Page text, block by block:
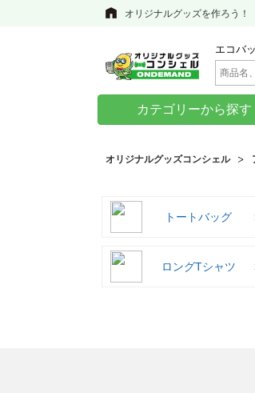
オリジナルグッズを作ろう！
エコバ
カテゴリーから探す
オリジナルグッズコンシェル
トートバッグ
ロングTシャツ